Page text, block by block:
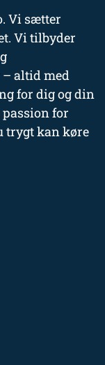
Vi sætter
Vi tilbyder
altid med
for dig og din
for
trygt kan køre